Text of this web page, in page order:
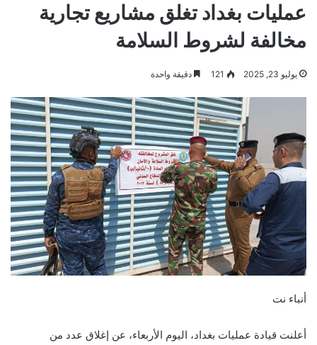
عمليات بغداد تغلق مشاريع تجارية
مخالفة لشروط السلامة
يوليو 23, 2025 121 دقيقة واحدة
أنباء نت
أعلنت قيادة عمليات بغداد، اليوم الأربعاء، عن إغلاق عدد من